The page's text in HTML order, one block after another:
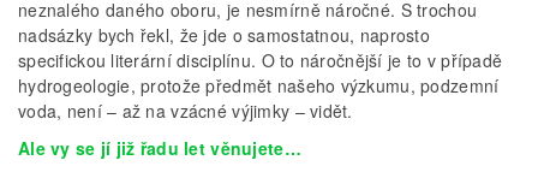
neznalého daného oboru, je nesmírně náročné. S trochou
nadsázky bych řekl, že jde o samostatnou, naprosto
specifickou literární disciplínu. O to náročnější je to v případě
hydrogeologie, protože předmět našeho výzkumu, podzemní
voda, není – až na vzácné výjimky – vidět.
Ale vy se jí již řadu let věnujete…